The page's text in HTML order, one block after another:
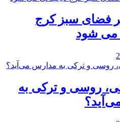
فضای سبز کرج
می شود
روسی و ترکی به